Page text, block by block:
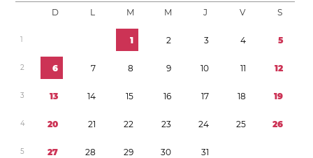
D L M M J V S
1 1 2 3 4 5
2 6 7 8 9 10 11 12
3 13 14 15 16 17 18 19
4 20 21 22 23 24 25 26
5 27 28 29 30 31